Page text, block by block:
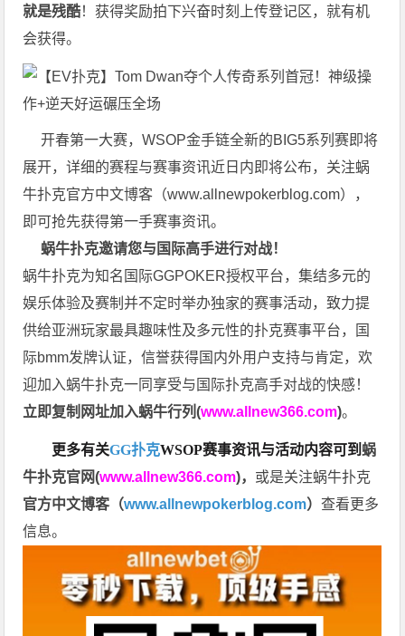
就是残酷！获得奖励拍下兴奋时刻上传登记区，就有机
会获得。
开春第一大赛，WSOP金手链全新的BIG5系列赛即将
展开，详细的赛程与赛事资讯近日内即将公布，关注蜗
牛扑克官方中文博客（www.allnewpokerblog.com），
即可抢先获得第一手赛事资讯。
蜗牛扑克邀请您与国际高手进行对战！
蜗牛扑克为知名国际GGPOKER授权平台，集结多元的
娱乐体验及赛制并不定时举办独家的赛事活动，致力提
供给亚洲玩家最具趣味性及多元性的扑克赛事平台，国
际bmm发牌认证，信誉获得国内外用户支持与肯定，欢
迎加入蜗牛扑克一同享受与国际扑克高手对战的快感！
立即复制网址加入蜗牛行列(www.allnew366.com)。
更多有关GG扑克WSOP赛事资讯与活动内容可到蜗
牛扑克官网(www.allnew366.com)， 或是关注蜗牛扑克
官方中文博客（www.allnewpokerblog.com）查看更多
信息。